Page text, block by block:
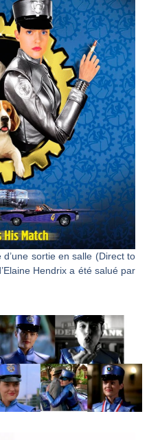
sortie en salle (Direct to
Hendrix a été salué par